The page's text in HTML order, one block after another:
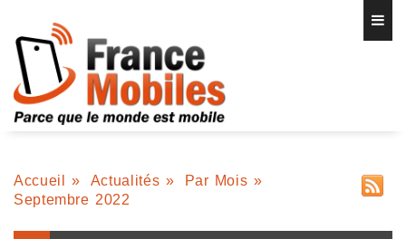
Accueil » Actualités » Par Mois »
Septembre 2022